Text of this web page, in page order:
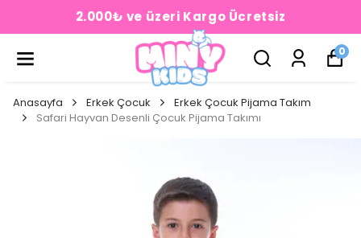
2.000₺ ve üzeri Kargo Ücretsiz
0
Anasayfa Erkek Çocuk
Erkek Çocuk Pijama Takım
Safari Hayvan Desenli Çocuk Pijama Takımı